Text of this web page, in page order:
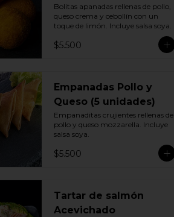
Bolitas apanadas rellenas de pollo,
queso crema y cebollín con un
toque de limón. Incluye salsa soya.
$5.500
Empanadas Pollo y
Queso (5 unidades)
Empanaditas crujientes rellenas de
pollo y queso mozzarella. Incluye
salsa soya.
$5.500
Tartar de salmón
Acevichado